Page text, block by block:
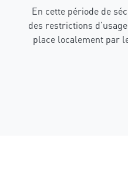
En cette période de
des restrictions
place localement par